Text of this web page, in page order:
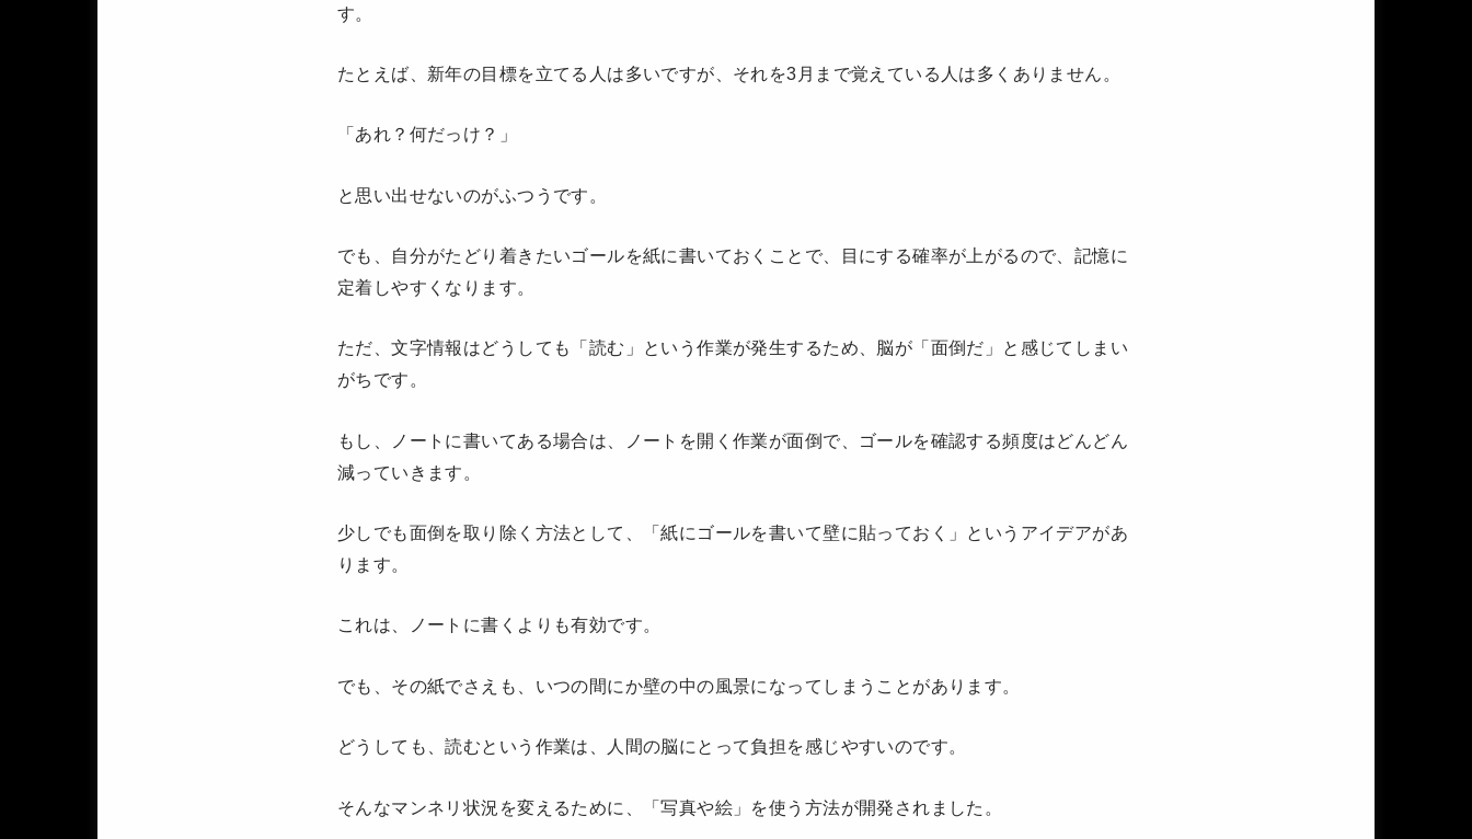
す。
たとえば、新年の目標を立てる人は多いですが、それを3月まで覚えている人は多くありません。
「あれ？何だっけ？」
と思い出せないのがふつうです。
でも、自分がたどり着きたいゴールを紙に書いておくことで、目にする確率が上がるので、記憶に
定着しやすくなります。
ただ、文字情報はどうしても「読む」という作業が発生するため、脳が「面倒だ」と感じてしまい
がちです。
もし、ノートに書いてある場合は、ノートを開く作業が面倒で、ゴールを確認する頻度はどんどん
減っていきます。
少しでも面倒を取り除く方法として、「紙にゴールを書いて壁に貼っておく」というアイデアがあ
ります。
これは、ノートに書くよりも有効です。
でも、その紙でさえも、いつの間にか壁の中の風景になってしまうことがあります。
どうしても、読むという作業は、人間の脳にとって負担を感じやすいのです。
そんなマンネリ状況を変えるために、「写真や絵」を使う方法が開発されました。